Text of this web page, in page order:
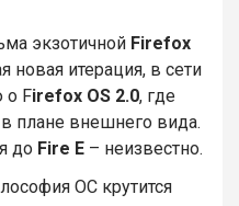
экзотичной Firefox
новая итерация, в сети
о Firefox OS 2.0, где
плане внешнего вида.
до Fire E – неизвестно.
ОС крутится